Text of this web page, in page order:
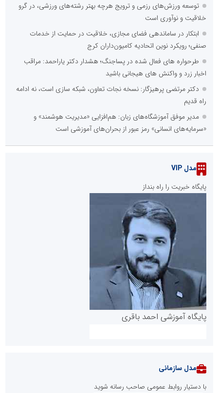
توسعه ورزش‌های رزمی و ترویج هرچه بهتر رشته‌های ورزشی، در گرو
خلاقیت و نوآوری است
ابتکار در ساماندهی فضای مجازی، خلاقیت در حمایت از خدمات
صنفی؛ رویکرد نوین اتحادیه کامیون‌داران کرج
طرحواره های فعال شده در پساجنگ؛ هشدار دکتر یاراحمد: مراقب
اخبار زرد و واکنش های هیجانی باشید
دکتر مرتضی پرهیزگار: نسخه نجات تعاون، شبکه سازی است، نه ادامه
راه قدیم
مدیر موفق آموزشگاه‌های زبان: هم‌افزایی «مدیریت هوشمند» و
«سرمایه‌های انسانی» رمز عبور از بحران‌های آموزشی است
مدل VIP
پایگاه خبریت را راه بنداز
پایگاه آموزشی احمد باقری
مدل سازمانی
با دستیار روابط عمومی صاحب رسانه شوید